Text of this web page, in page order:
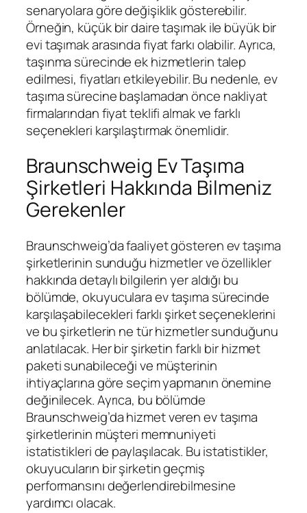
senaryolara göre değişiklik gösterebilir.
Örneğin, küçük bir daire taşımak ile büyük bir
evi taşımak arasında fiyat farkı olabilir. Ayrıca,
taşınma sürecinde ek hizmetlerin talep
edilmesi, fiyatları etkileyebilir. Bu nedenle, ev
taşıma sürecine başlamadan önce nakliyat
firmalarından fiyat teklifi almak ve farklı
seçenekleri karşılaştırmak önemlidir.
Braunschweig Ev Taşıma
Şirketleri Hakkında Bilmeniz
Gerekenler
Braunschweig’da faaliyet gösteren ev taşıma
şirketlerinin sunduğu hizmetler ve özellikler
hakkında detaylı bilgilerin yer aldığı bu
bölümde, okuyuculara ev taşıma sürecinde
karşılaşabilecekleri farklı şirket seçeneklerini
ve bu şirketlerin ne tür hizmetler sunduğunu
anlatılacak. Her bir şirketin farklı bir hizmet
paketi sunabileceği ve müşterinin
ihtiyaçlarına göre seçim yapmanın önemine
değinilecek. Ayrıca, bu bölümde
Braunschweig’da hizmet veren ev taşıma
şirketlerinin müşteri memnuniyeti
istatistikleri de paylaşılacak. Bu istatistikler,
okuyucuların bir şirketin geçmiş
performansını değerlendirebilmesine
yardımcı olacak.